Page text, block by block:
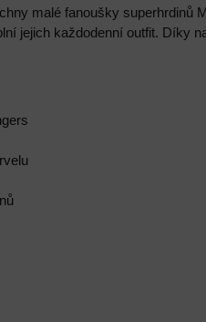
malé fanoušky superhrdinů
jejich každodenní outfit. Díky